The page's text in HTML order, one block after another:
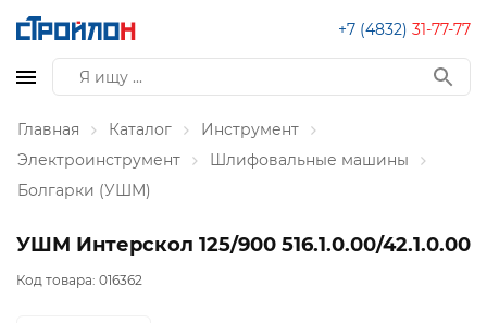
+7 (4832) 31-77-77
Главная Каталог
Инструмент
Электроинструмент
Шлифовальные машины
Болгарки (УШМ)
УШМ Интерскол 125/900 516.1.0.00/42.1.0.00
Код товара: 016362